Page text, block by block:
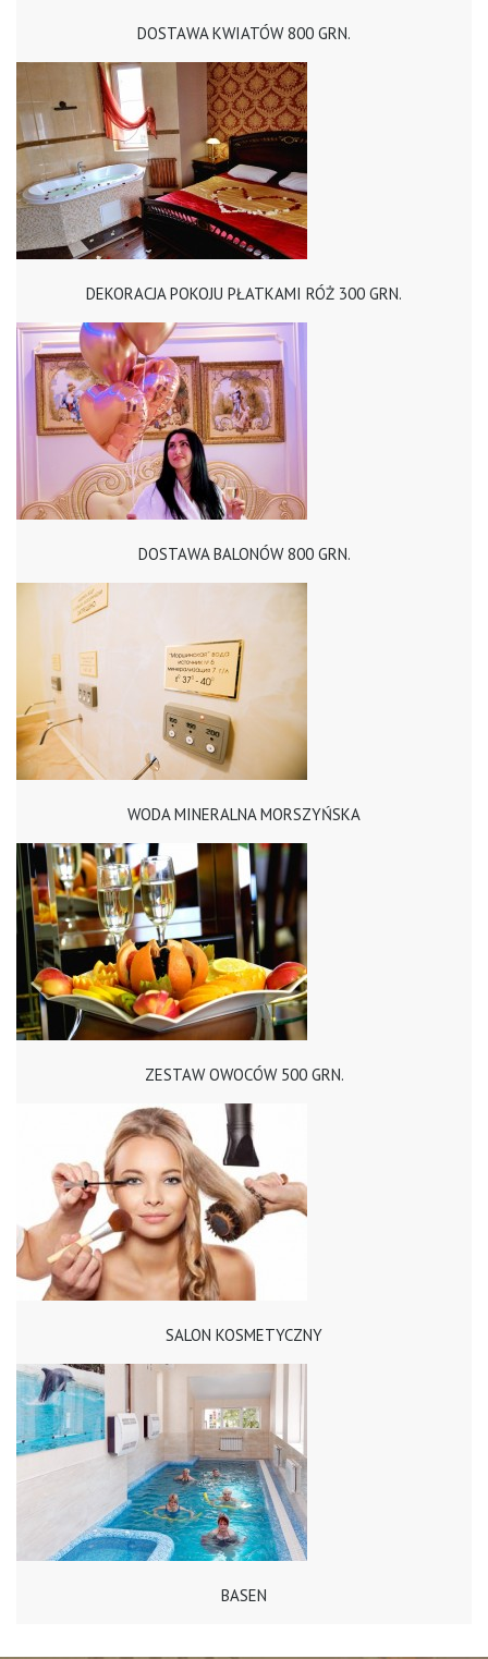
DOSTAWA KWIATÓW 800 GRN.
DEKORACJA POKOJU PŁATKAMI RÓŻ 300 GRN.
DOSTAWA BALONÓW 800 GRN.
WODA MINERALNA MORSZYŃSKA
ZESTAW OWOCÓW 500 GRN.
SALON KOSMETYCZNY
BASEN